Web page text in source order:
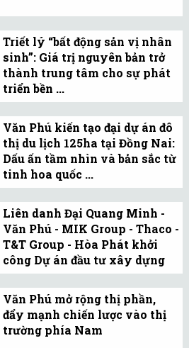
bay trọng điểm cho thấy
tiềm lực tài chính, năng
lực và tầm nhìn chiến
lược của tập đoàn này.
Triết lý “bất động sản vị nhân
sinh”: Giá trị nguyên bản trở
thành trung tâm cho sự phát
triển bền ...
Triết lý “bất động sản vị
nhân sinh” của Văn Phú,
thể hiện qua bộ sưu tập
Vlasta Premier, được hình
thành như một lời đáp
cho phát triển bền vững.
Văn Phú kiến tạo đại dự án đô
thị du lịch 125ha tại Đồng Nai:
Dấu ấn tầm nhìn và bản sắc từ
tinh hoa quốc ...
Văn Phú kiến tạo khu đô
thị du lịch Đại Phước
125ha tại Đồng Nai, kết
tinh tinh hoa quốc tế và
bản sắc Nam Bộ, hướng
tới mô hình đô thị.
Liên danh Đại Quang Minh -
Văn Phú - MIK Group - Thaco -
T&T Group - Hòa Phát khởi
công Dự án đầu tư xây dựng
Trục đại lộ cảnh quan sông ...
lộ cảnh quan sông Hồng,
dự án hạ tầng chiến lược
quy mô lớn, tạo động lực
Văn Phú mở rộng thị phần,
đẩy mạnh chiến lược vào thị
trường phía Nam